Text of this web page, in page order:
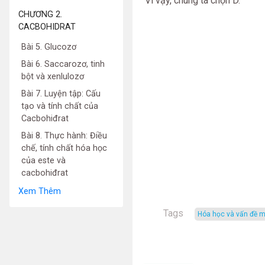
CHƯƠNG 2.
CACBOHIDRAT
Bài 5. Glucozơ
Bài 6. Saccarozơ, tinh
bột và xenlulozơ
Bài 7. Luyện tập: Cấu
tạo và tính chất của
Cacbohiđrat
Bài 8. Thực hành: Điều
chế, tính chất hóa học
của este và
cacbohiđrat
Xem Thêm
Tags hóa học và vấn đề